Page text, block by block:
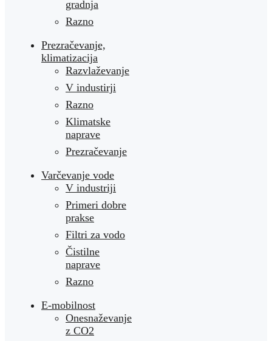
gradnja
Razno
Prezračevanje,
klimatizacija
Razvlaževanje
V industirji
Razno
Klimatske
naprave
Prezračevanje
Varčevanje vode
V industriji
Primeri dobre
prakse
Filtri za vodo
Čistilne
naprave
Razno
E-mobilnost
Onesnaževanje
z CO2